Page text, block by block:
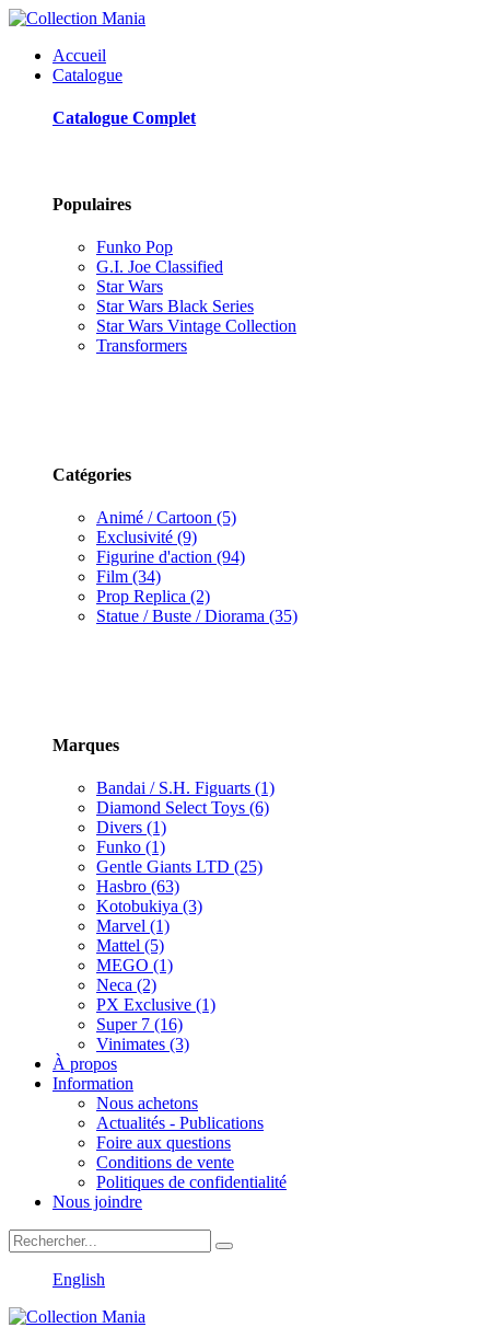
Accueil
Catalogue
Catalogue Complet
Populaires
Funko Pop
G.I. Joe Classified
Star Wars
Star Wars Black Series
Star Wars Vintage Collection
Transformers
Catégories
Animé / Cartoon (5)
Exclusivité (9)
Figurine d'action (94)
Film (34)
Prop Replica (2)
Statue / Buste / Diorama (35)
Marques
Bandai / S.H. Figuarts (1)
Diamond Select Toys (6)
Divers (1)
Funko (1)
Gentle Giants LTD (25)
Hasbro (63)
Kotobukiya (3)
Marvel (1)
Mattel (5)
MEGO (1)
Neca (2)
PX Exclusive (1)
Super 7 (16)
Vinimates (3)
À propos
Information
Nous achetons
Actualités - Publications
Foire aux questions
Conditions de vente
Politiques de confidentialité
Nous joindre
English